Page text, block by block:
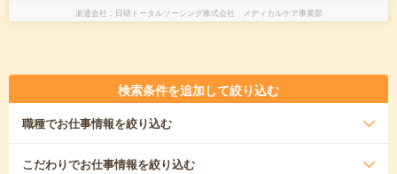
派遣会社 日研トータルソーシング株式会社 メディカルケア事業部
検索条件を追加して絞り込む
職種でお仕事情報を絞り込む
こだわりでお仕事情報を絞り込む